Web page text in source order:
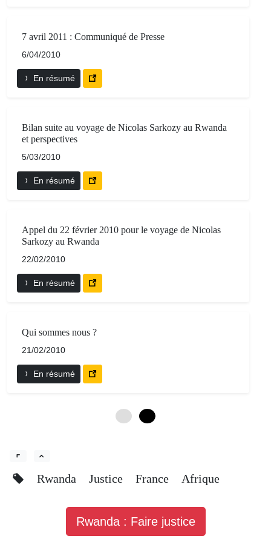
7 avril 2011 : Communiqué de Presse
6/04/2010
En résumé
Bilan suite au voyage de Nicolas Sarkozy au Rwanda
et perspectives
5/03/2010
En résumé
Appel du 22 février 2010 pour le voyage de Nicolas
Sarkozy au Rwanda
22/02/2010
En résumé
Qui sommes nous ?
21/02/2010
En résumé
Rwanda Justice France Afrique
Rwanda : Faire justice